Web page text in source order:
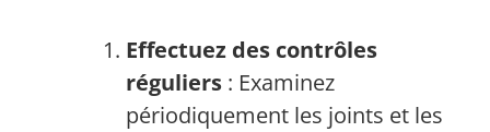
Effectuez des contrôles
réguliers : Examinez
périodiquement les joints et les